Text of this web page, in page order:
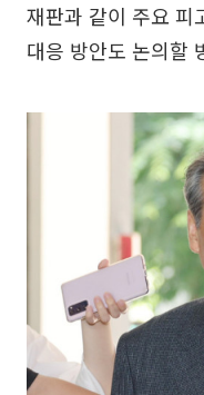
재판과 같이 주요 피
대응 방안도 논의할